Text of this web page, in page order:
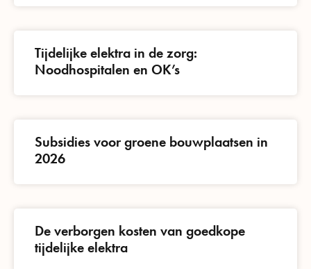
Tijdelijke elektra in de zorg:
Noodhospitalen en OK’s
Subsidies voor groene bouwplaatsen in
2026
De verborgen kosten van goedkope
tijdelijke elektra